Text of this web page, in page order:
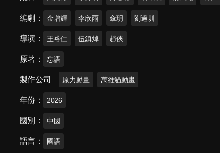
編劇 金增輝 李欣雨 傘玥 劉過圳
導演 王裕仁 伍鎮焯 趙俠
原著 忘語
製作公司 原力動畫 萬維貓動畫
年份 2026
國別 中國
語言 國語